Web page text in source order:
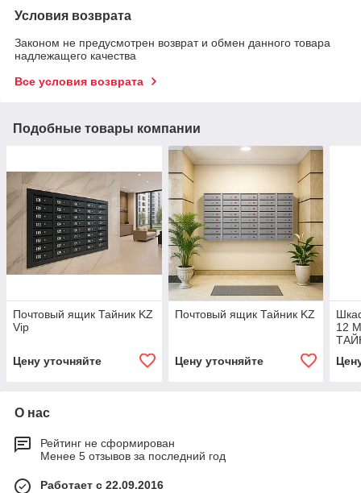
Условия возврата
Законом не предусмотрен возврат и обмен данного товара
надлежащего качества
Все условия возврата
Подобные товары компании
Почтовый ящик Тайник KZ
Vip
Цену уточняйте
Почтовый ящик Тайник KZ
Цену уточняйте
12
О нас
Рейтинг не сформирован
Менее 5 отзывов за последний год
Работает с 22.09.2016